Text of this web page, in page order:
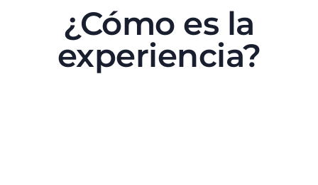
¿Cómo es la
experiencia?